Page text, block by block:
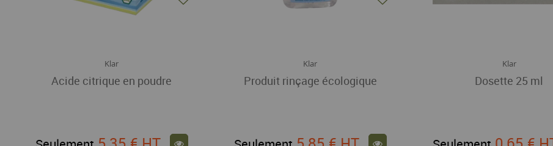
Klar
Acide citrique en poudre
Klar
Produit rinçage écologique
Klar
Dosette 25 ml